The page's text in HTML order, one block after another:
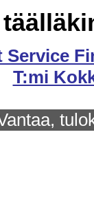
Service
T:mi